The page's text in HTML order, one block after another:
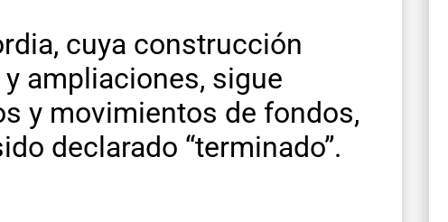
cuya construcción
ampliaciones, sigue
y movimientos de fondos,
declarado “terminado”.